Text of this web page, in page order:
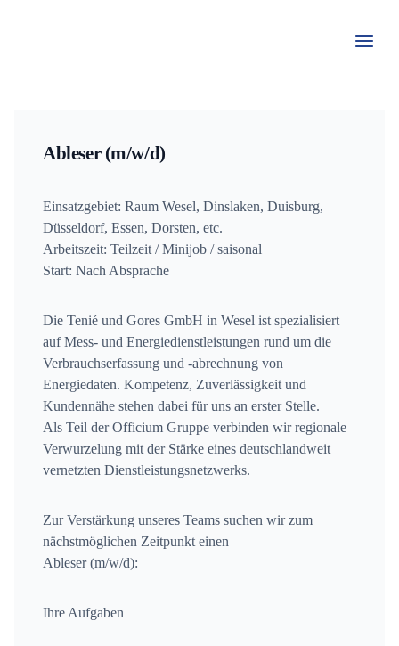
Ableser (m/w/d)
Einsatzgebiet: Raum Wesel, Dinslaken, Duisburg,
Düsseldorf, Essen, Dorsten, etc.
Arbeitszeit: Teilzeit / Minijob / saisonal
Start: Nach Absprache
Die Tenié und Gores GmbH in Wesel ist spezialisiert
auf Mess- und Energiedienstleistungen rund um die
Verbrauchserfassung und -abrechnung von
Energiedaten. Kompetenz, Zuverlässigkeit und
Kundennähe stehen dabei für uns an erster Stelle.
Als Teil der Officium Gruppe verbinden wir regionale
Verwurzelung mit der Stärke eines deutschlandweit
vernetzten Dienstleistungsnetzwerks.
Zur Verstärkung unseres Teams suchen wir zum
nächstmöglichen Zeitpunkt einen
Ableser (m/w/d):
Ihre Aufgaben